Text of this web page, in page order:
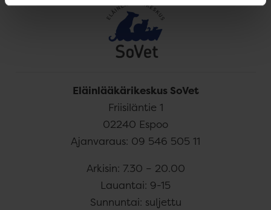
Eläinlääkärikeskus SoVet
Friisiläntie 1
02240 Espoo
Ajanvaraus: 09 546 505 11
Arkisin: 7.30 – 20.00
Lauantai: 9-15
Sunnuntai: suljettu